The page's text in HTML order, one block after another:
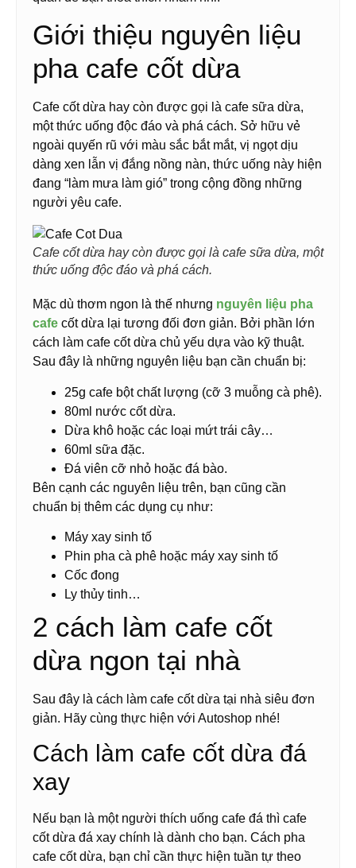
Giới thiệu nguyên liệu
pha cafe cốt dừa
Cafe cốt dừa hay còn được gọi là cafe sữa dừa,
một thức uống độc đáo và phá cách. Sở hữu vẻ
ngoài quyến rũ với màu sắc bắt mắt, vị ngọt dịu
dàng xen lẫn vị đắng nồng nàn, thức uống này hiện
đang “làm mưa làm gió” trong cộng đồng những
người yêu cafe.
Cafe cốt dừa hay còn được gọi là cafe sữa dừa, một
thức uống độc đáo và phá cách.
Mặc dù thơm ngon là thế nhưng nguyên liệu pha
cafe cốt dừa lại tương đối đơn giản. Bởi phần lớn
cách làm cafe cốt dừa chủ yếu dựa vào kỹ thuật.
Sau đây là những nguyên liệu bạn cần chuẩn bị:
25g cafe bột chất lượng (cỡ 3 muỗng cà phê).
80ml nước cốt dừa.
Dừa khô hoặc các loại mứt trái cây…
60ml sữa đặc.
Đá viên cỡ nhỏ hoặc đá bào.
Bên cạnh các nguyên liệu trên, bạn cũng cần
chuẩn bị thêm các dụng cụ như:
Máy xay sinh tố
Phin pha cà phê hoặc máy xay sinh tố
Cốc đong
Ly thủy tinh…
2 cách làm cafe cốt
dừa ngon tại nhà
Sau đây là cách làm cafe cốt dừa tại nhà siêu đơn
giản. Hãy cùng thực hiện với Autoshop nhé!
Cách làm cafe cốt dừa đá
xay
Nếu bạn là một người thích uống cafe đá thì cafe
cốt dừa đá xay chính là dành cho bạn. Cách pha
cafe cốt dừa, bạn chỉ cần thực hiện tuần tự theo